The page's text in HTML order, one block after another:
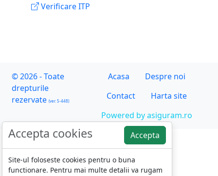
Verificare ITP
© 2026 - Toate
drepturile
rezervate (ver. 5-448)
Acasa
Despre noi
Contact
Harta site
Powered by asiguram.ro
Accepta cookies Accepta
Site-ul foloseste cookies pentru o buna
functionare. Pentru mai multe detalii va rugam